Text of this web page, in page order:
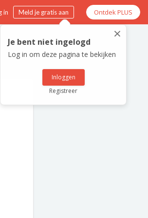
in Meld je gratis aan Ontdek PLUS
×
Je bent niet ingelogd
Log in om deze pagina te bekijken
Inloggen
Registreer